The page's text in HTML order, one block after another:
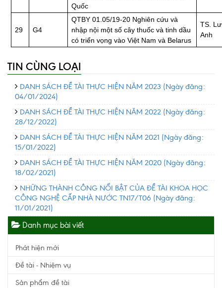
Quốc
29 G4
QTBY 01.05/19-20 Nghiên cứu và
nhập nội một số cây thuốc và tinh dầu
có triển vọng vào Việt Nam và Belarus
TS.
Anh
TIN CÙNG LOẠI
DANH SÁCH ĐỀ TÀI THỰC HIỆN NĂM 2023 (Ngày đăng:
04/01/2024)
DANH SÁCH ĐỀ TÀI THỰC HIỆN NĂM 2022 (Ngày đăng:
28/12/2022)
DANH SÁCH ĐỀ TÀI THỰC HIỆN NĂM 2021 (Ngày đăng:
15/01/2022)
DANH SÁCH ĐỀ TÀI THỰC HIỆN NĂM 2020 (Ngày đăng:
18/02/2021)
NHỮNG THÀNH CÔNG NỔI BẬT CỦA ĐỀ TÀI KHOA HỌC
CÔNG NGHỆ CẤP NHÀ NƯỚC TN17/T06 (Ngày đăng:
11/01/2021)
Danh mục bài viết
Phát hiện mới
Đề tài - Nhiệm vụ
Sản phẩm đề tài